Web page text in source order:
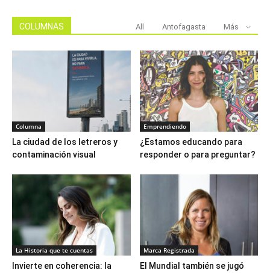
COLUMNAS All Antofagasta Más
Columna
La ciudad de los letreros y
contaminación visual
Emprendiendo
¿Estamos educando para
responder o para preguntar?
La Historia que te cuentas
Invierte en coherencia: la
Marca Registrada
El Mundial también se jugó